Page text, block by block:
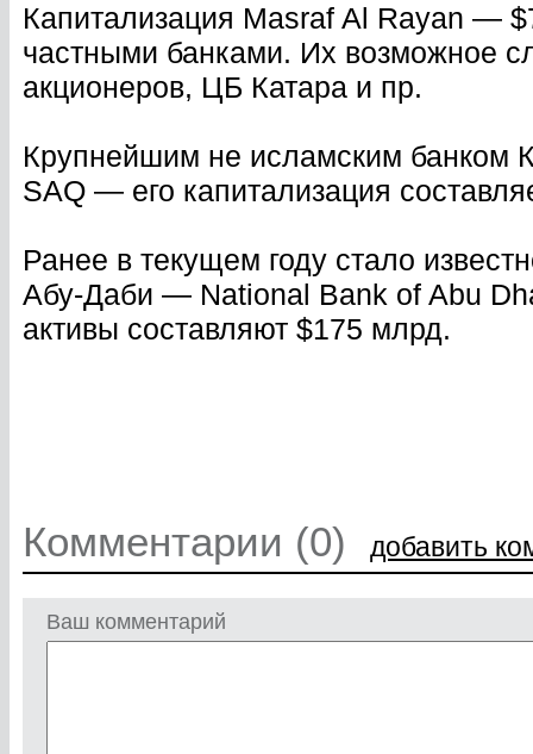
Капитализация Masraf Al Rayan —
частными банками. Их возможное
акционеров, ЦБ Катара и пр.
Крупнейшим не исламским банком
SAQ — его капитализация
Ранее в текущем году стало
Абу-Даби — National Bank of Abu
активы составляют $175 млрд.
Комментарии (0) добавить
Ваш комментарий